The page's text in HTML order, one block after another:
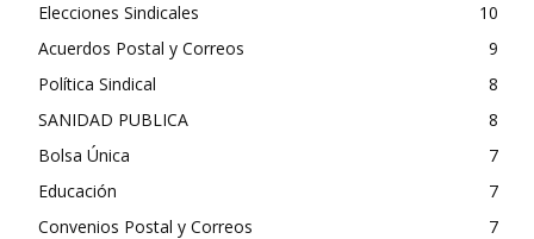
Elecciones Sindicales
10
Acuerdos Postal y Correos
9
Política Sindical
8
SANIDAD PUBLICA
8
Bolsa Única
7
Educación
7
Convenios Postal y Correos
7